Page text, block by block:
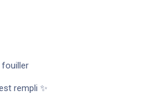
rempli ✨